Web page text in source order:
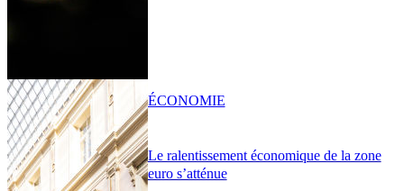
Le ralentissement économique de la zone
euro s’atténue
ÉCONOMIE